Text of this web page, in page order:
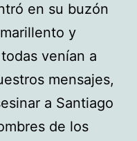
en su buzón
y
venían a
mensajes,
a Santiago
de los